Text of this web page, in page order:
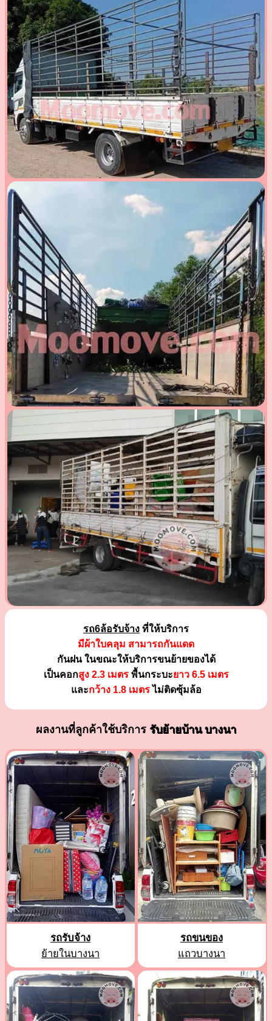
รถ6ล้อรับจ้าง ที่ให้บริการ
มีผ้าใบคลุม สามารถกันแดด
กันฝน ในขณะให้บริการขนย้ายของได้
เป็นคอกสูง 2.3 เมตรพื้นกระบะยาว 6.5 เมตร
และกว้าง 1.8 เมตรไม่ติดซุ้มล้อ
ผลงานที่ลูกค้าใช้บริการ รับย้ายบ้าน บางนา
รถรับจ้าง
ย้ายในบางนา
รถขนของ
แถวบางนา